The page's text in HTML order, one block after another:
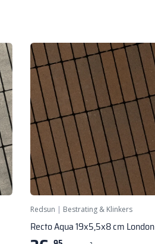
Redsun | Bestrating & Klinkers
Recto Aqua 19x5,5x8 cm London